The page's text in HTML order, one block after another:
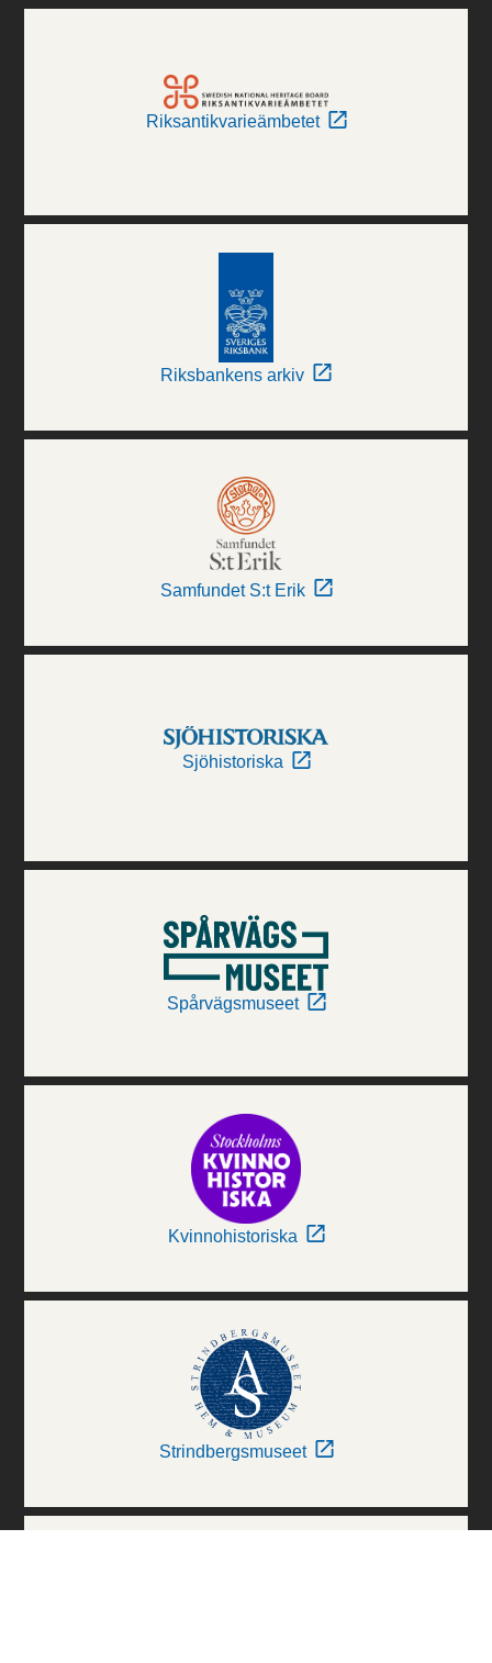
Riksantikvarieämbetet
Riksbankens arkiv
Samfundet S:t Erik
Sjöhistoriska
Spårvägsmuseet
Kvinnohistoriska
Strindbergsmuseet